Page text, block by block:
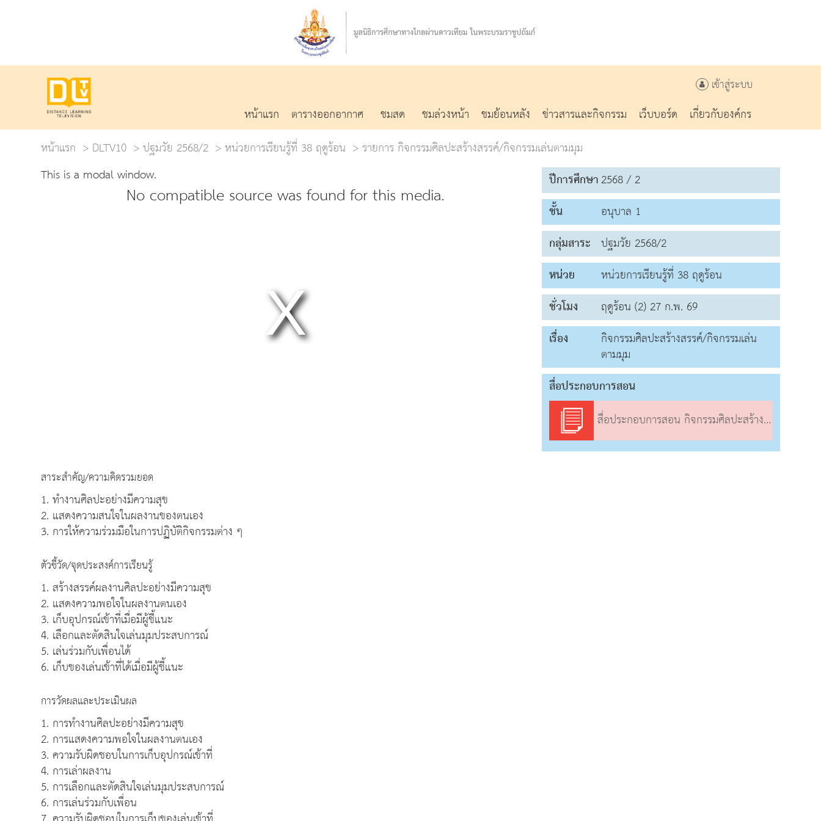
เข้าสู่ระบบ
หน้าแรก ตารางออกอากาศ ชมสด ชมล่วงหน้า ชมย้อนหลัง ข่าวสารและกิจกรรม เว็บบอร์ด
เกี่ยวกับองค์กร
หน้าแรก
DLTV10 ปฐมวัย 2568/2 หน่วยการเรียนรู้ที่ 38 ฤดูร้อน
รายการ กิจกรรมศิลปะสร้างสรรค์/กิจกรรมเล่นตามมุม
This is a modal window.
No compatible source was found for this media.
สาระสำคัญ/ความคิดรวมยอด
1. ทำงานศิลปะอย่างมีความสุข
2. แสดงความสนใจในผลงานของตนเอง
3. การให้ความร่วมมือในการปฏิบัติกิจกรรมต่าง ๆ
ตัวชี้วัด/จุดประสงค์การเรียนรู้
1. สร้างสรรค์ผลงานศิลปะอย่างมีความสุข
2. แสดงความพอใจในผลงานตนเอง
3. เก็บอุปกรณ์เข้าที่เมื่อมีผู้ชี้แนะ
4. เลือกและตัดสินใจเล่นมุมประสบการณ์
5. เล่นร่วมกับเพื่อนได้
6. เก็บของเล่นเข้าที่ได้เมื่อมีผู้ชี้แนะ
การวัดผลและประเมินผล
1. การทำงานศิลปะอย่างมีความสุข
2. การแสดงความพอใจในผลงานตนเอง
3. ความรับผิดชอบในการเก็บอุปกรณ์เข้าที่
4. การเล่าผลงาน
5. การเลือกและตัดสินใจเล่นมุมประสบการณ์
6. การเล่นร่วมกับเพื่อน
ปีการศึกษา2568 / 2
ชั้น
อนุบาล 1
กลุ่มสาระ ปฐมวัย 2568/2
หน่วย
หน่วยการเรียนรู้ที่ 38 ฤดูร้อน
ชั่วโมง
ฤดูร้อน (2) 27 ก.พ. 69
เรื่อง
กิจกรรมศิลปะสร้างสรรค์/กิจกรรมเล่น
ตามมุม
สื่อประกอบการสอน
สื่อประกอบการสอน กิจกรรมศิลปะสร้างสรรค์/กิจกรรมเล่นตามมุม